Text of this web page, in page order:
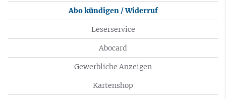
Abo kündigen / Widerruf
Leserservice
Abocard
Gewerbliche Anzeigen
Kartenshop